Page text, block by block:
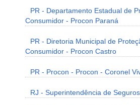
PR - Departamento Estadual de
Consumidor - Procon Paraná
PR - Diretoria Municipal de
Consumidor - Procon Castro
PR - Procon - Procon - Coronel
RJ - Superintendência de